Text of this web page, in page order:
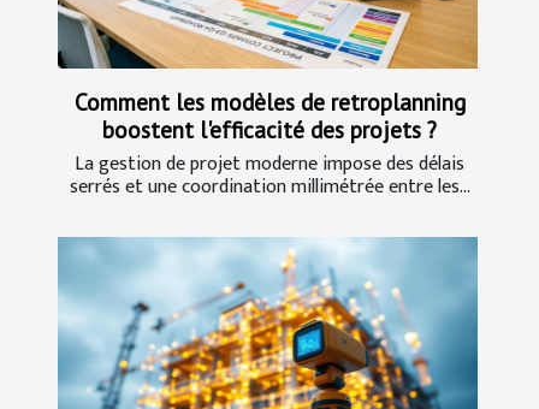
Comment les modèles de retroplanning
boostent l'efficacité des projets ?
La gestion de projet moderne impose des délais
serrés et une coordination millimétrée entre les...